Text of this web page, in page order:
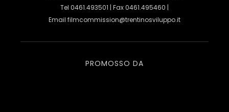
Tel 0461.493501 | Fax 0461.495460 |
Email filmcommission@trentinosviluppo.it
PROMOSSO DA